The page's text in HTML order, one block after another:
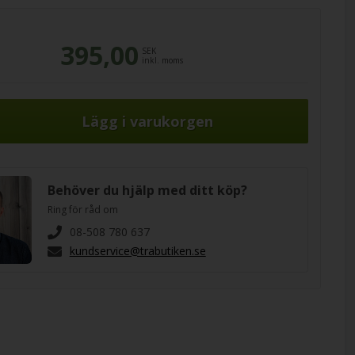
395,00 SEK
inkl. moms
Behöver du hjälp med ditt köp?
Ring för råd om
08-508 780 637
kundservice@trabutiken.se